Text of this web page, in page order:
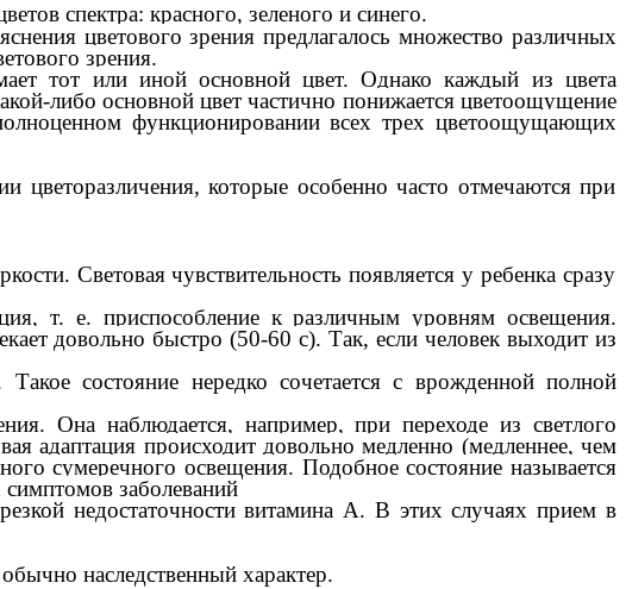
спектра: красного, зеленого и синего.
цветового зрения предлагалось множество различных
зрения.
тот или иной основной цвет. Однако каждый из цвета
либо основной цвет частично понижается цветоощущение
функционировании всех трех цветоощущающих
которые особенно часто отмечаются при
Световая чувствительность появляется у ребенка сразу
т. е. приспособление к различным уровням освещения.
довольно быстро (50-60 с). Так, если человек выходит из
состояние нередко сочетается с врожденной полной
Она наблюдается, например, при переходе из светлого
происходит довольно медленно (медленнее, чем
сумеречного освещения. Подобное состояние называется
симптомов заболеваний
недостаточности витамина А. В этих случаях прием в
наследственный характер.